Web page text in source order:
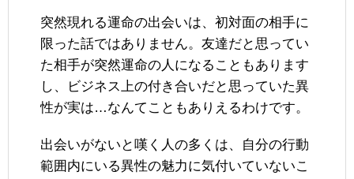
突然現れる運命の出会いは、初対面の相手に
限った話ではありません。友達だと思ってい
た相手が突然運命の人になることもあります
し、ビジネス上の付き合いだと思っていた異
性が実は…なんてこともありえるわけです。
出会いがないと嘆く人の多くは、自分の行動
範囲内にいる異性の魅力に気付いていないこ